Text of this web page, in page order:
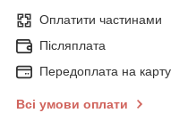
Оплатити частинами
Післяплата
Передоплата на карту
Всі умови оплати